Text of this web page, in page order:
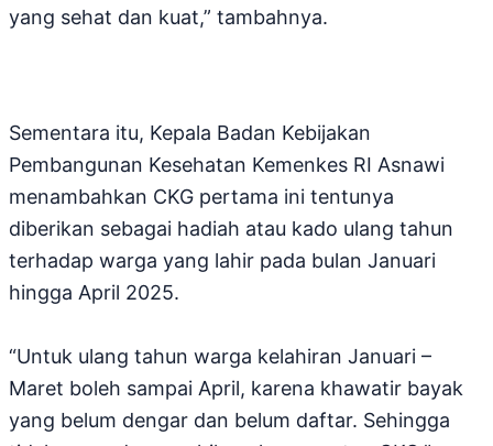
yang sehat dan kuat,” tambahnya.
Sementara itu, Kepala Badan Kebijakan
Pembangunan Kesehatan Kemenkes RI Asnawi
menambahkan CKG pertama ini tentunya
diberikan sebagai hadiah atau kado ulang tahun
terhadap warga yang lahir pada bulan Januari
hingga April 2025.
“Untuk ulang tahun warga kelahiran Januari –
Maret boleh sampai April, karena khawatir bayak
yang belum dengar dan belum daftar. Sehingga